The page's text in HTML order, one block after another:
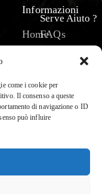
come i cookie per
Il consenso a queste
di navigazione o ID
può influire
Informazioni
Home
Chi
siamo
?
Serve Aiuto ?
FAQs
La mia
Termini e
Privacy &